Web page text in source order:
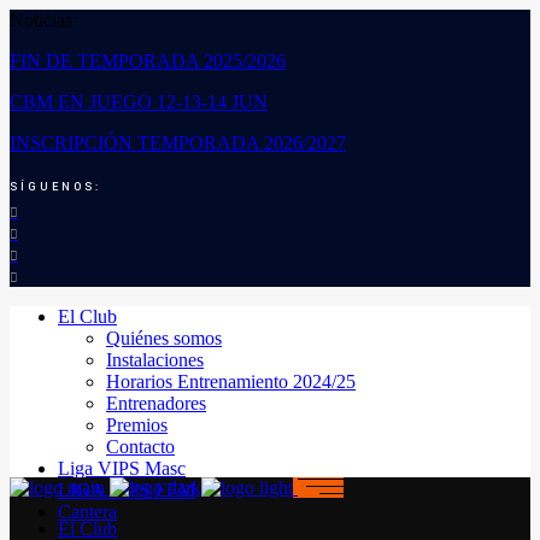
Noticias:
FIN DE TEMPORADA 2025/2026
CBM EN JUEGO 12-13-14 JUN
INSCRIPCIÓN TEMPORADA 2026/2027
SÍGUENOS:
El Club
Quiénes somos
Instalaciones
Horarios Entrenamiento 2024/25
Entrenadores
Premios
Contacto
Liga VIPS Masc
LIGA VIPS FEM
Cantera
El Club